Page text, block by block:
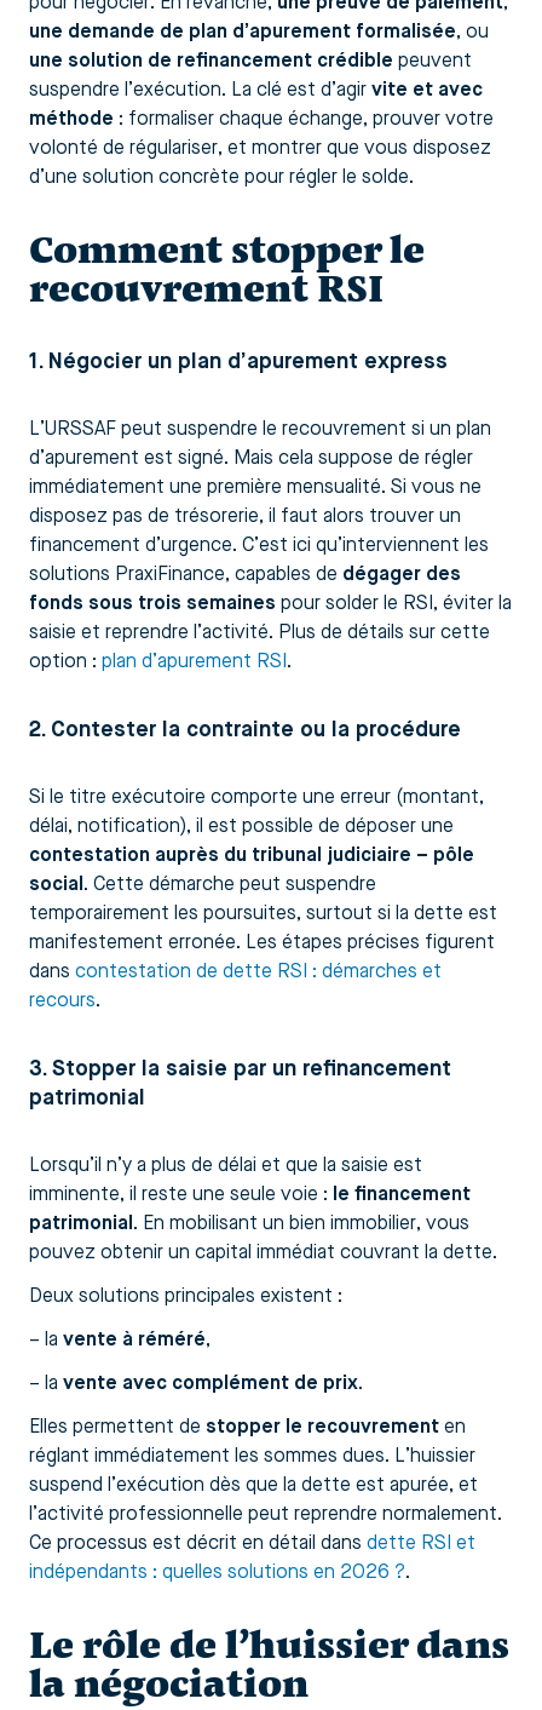
une demande de plan d’apurement formalisée, ou
une solution de refinancement crédible peuvent
suspendre l’exécution. La clé est d’agir vite et avec
méthode : formaliser chaque échange, prouver votre
volonté de régulariser, et montrer que vous disposez
d’une solution concrète pour régler le solde.
Comment stopper le
recouvrement RSI
1. Négocier un plan d’apurement express
L’URSSAF peut suspendre le recouvrement si un plan
d’apurement est signé. Mais cela suppose de régler
immédiatement une première mensualité. Si vous ne
disposez pas de trésorerie, il faut alors trouver un
financement d’urgence. C’est ici qu’interviennent les
solutions PraxiFinance, capables de dégager des
fonds sous trois semaines pour solder le RSI, éviter la
saisie et reprendre l’activité. Plus de détails sur cette
option : plan d’apurement RSI .
2. Contester la contrainte ou la procédure
Si le titre exécutoire comporte une erreur (montant,
délai, notification), il est possible de déposer une
contestation auprès du tribunal judiciaire – pôle
social . Cette démarche peut suspendre
temporairement les poursuites, surtout si la dette est
manifestement erronée. Les étapes précises figurent
dans contestation de dette RSI : démarches et
recours.
3. Stopper la saisie par un refinancement
patrimonial
Lorsqu’il n’y a plus de délai et que la saisie est
imminente, il reste une seule voie :
le financement
patrimonial . En mobilisant un bien immobilier, vous
pouvez obtenir un capital immédiat couvrant la dette.
Deux solutions principales existent :
– la vente à réméré,
– la vente avec complément de prix.
Elles permettent de stopper le recouvrement en
réglant immédiatement les sommes dues. L’huissier
suspend l’exécution dès que la dette est apurée, et
l’activité professionnelle peut reprendre normalement.
Ce processus est décrit en détail dans dette RSI et
indépendants : quelles solutions en 2026 ?.
Le rôle de l’huissier dans
la négociation